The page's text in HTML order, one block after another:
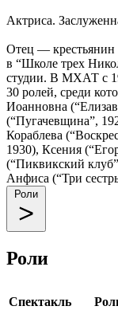
Актриса.
Отец — крестьянин
в “Школе трех
студии. В МХАТ с
30 ролей, среди
Иоанновна
(“Пугачевщина”,
Кораблева
1930), Ксения
(“Пиквикский
Анфиса (“Три
Роли
Роли
Спектакль